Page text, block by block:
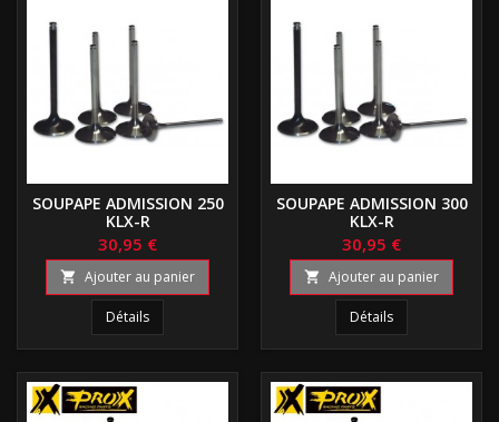
SOUPAPE ADMISSION 250
KLX-R
30,95 €
 Ajouter au panier
Détails
SOUPAPE ADMISSION 300
KLX-R
30,95 €
 Ajouter au panier
Détails